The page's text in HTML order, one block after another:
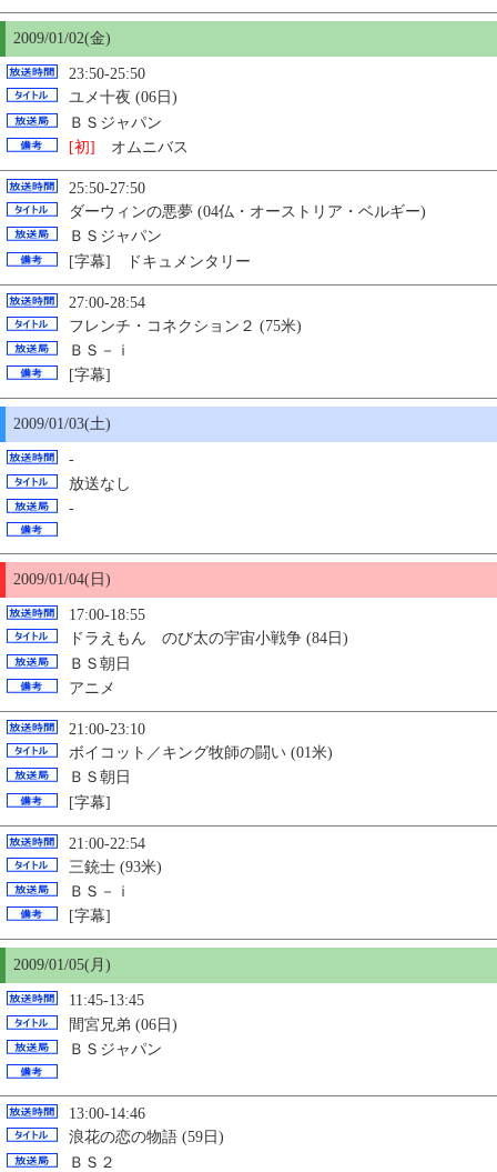
2009/01/02(金)
23:50-25:50
ユメ十夜 (06日)
ＢＳジャパン
[初]
オムニバス
25:50-27:50
ダーウィンの悪夢 (04仏・オーストリア・ベルギー)
ＢＳジャパン
[字幕] ドキュメンタリー
27:00-28:54
フレンチ・コネクション２ (75米)
ＢＳ－ｉ
[字幕]
2009/01/03(土)
-
放送なし
-
2009/01/04(日)
17:00-18:55
ドラえもん のび太の宇宙小戦争 (84日)
ＢＳ朝日
アニメ
21:00-23:10
ボイコット／キング牧師の闘い (01米)
ＢＳ朝日
[字幕]
21:00-22:54
三銃士 (93米)
ＢＳ－ｉ
[字幕]
2009/01/05(月)
11:45-13:45
間宮兄弟 (06日)
ＢＳジャパン
13:00-14:46
浪花の恋の物語 (59日)
ＢＳ２